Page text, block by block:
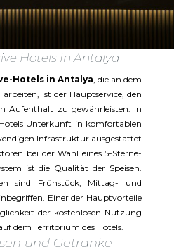
Hotels In Antalya
Hotels in Antalya, die an dem
ist der Hauptservice, den
Aufenthalt zu gewährleisten. In
Unterkunft in komfortablen
Infrastruktur ausgestattet
bei der Wahl eines 5-Sterne-
ist die Qualität der Speisen.
sind Frühstück, Mittag- und
Einer der Hauptvorteile
der kostenlosen Nutzung
dem Territorium des Hotels.
und Getränke